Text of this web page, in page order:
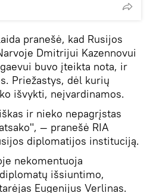
pranešė, kad Rusijos
Dmitrijui Kazennovui
buvo įteikta nota, ir
Priežastys, dėl kurių
išvykti, neįvardinamos.
ir nieko nepagrįstas
— pranešė RIA
diplomatijos instituciją.
nekomentuoja
išsiuntimo,
Eugenijus Verlinas.